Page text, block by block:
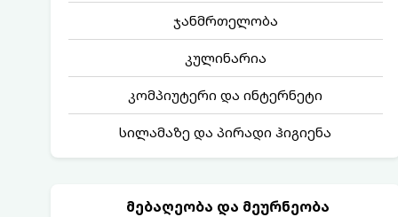
ჯანმრთელობა
კულინარია
კომპიუტერი და ინტერნეტი
სილამაზე და პირადი ჰიგიენა
მებაღეობა და მეურნეობა